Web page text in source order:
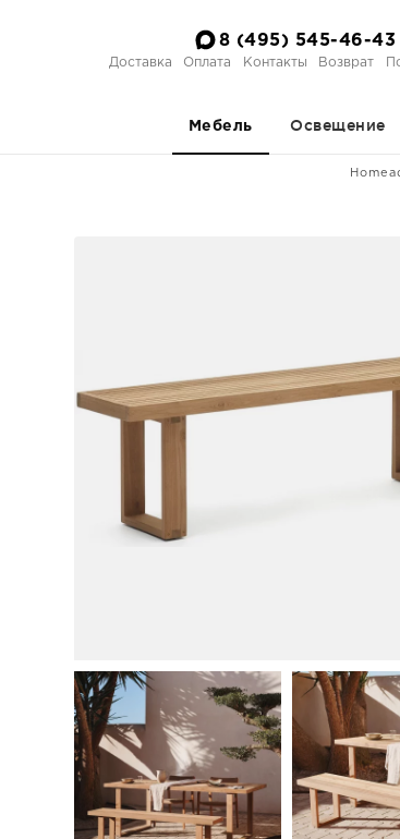
8 (495) 545-46-43
Доставка Оплата Контакты Возврат
Мебель Освещение